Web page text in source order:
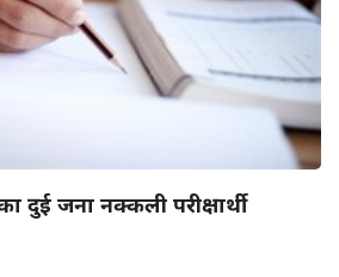
दुई जना नक्कली परीक्षार्थी